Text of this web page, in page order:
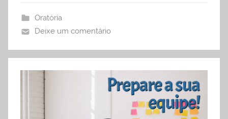
Oratória
Deixe um comentário